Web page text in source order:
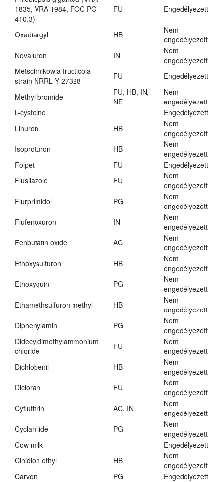
1835, VRA 1984, FOC PG
410.3)
FU Engedélyezett
Oxadiargyl HB
Nem
engedélyezett
Novaluron
IN
Nem
engedélyezett
Metschnikowia fructicola
strain NRRL Y-27328
FU Engedélyezett
Methyl bromide
FU, HB, IN,
NE
Nem
engedélyezett
L-cysteine
Engedélyezett
Linuron
HB
Nem
engedélyezett
Isoproturon
HB
Nem
engedélyezett
Folpet
FU
Engedélyezett
Flusilazole
FU
Nem
engedélyezett
Flurprimidol
PG
Nem
engedélyezett
Flufenoxuron
IN
Nem
engedélyezett
Fenbutatin oxide
AC
Nem
engedélyezett
Ethoxysulfuron
HB
Nem
engedélyezett
Ethoxyquin
PG
Nem
engedélyezett
Ethamethsulfuron methyl
HB
Nem
engedélyezett
Diphenylamin
PG
Nem
engedélyezett
Didecyldimethylammonium
chloride
FU
Nem
engedélyezett
Dichlobenil
HB
Nem
engedélyezett
Dicloran
FU
Nem
engedélyezett
Cyfluthrin
AC, IN
Nem
engedélyezett
Cyclanilide
PG
Nem
engedélyezett
Cow milk
Engedélyezett
Cinidion ethyl
HB
Nem
engedélyezett
Carvon
PG Engedélyezett